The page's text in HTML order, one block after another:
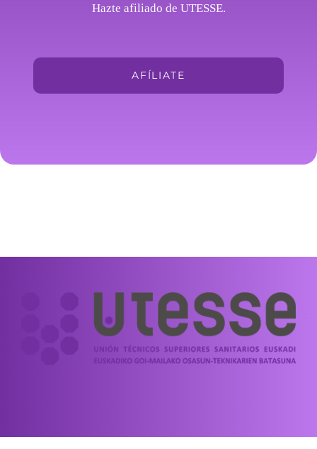
Hazte afiliado de UTESSE.
AFÍLIATE